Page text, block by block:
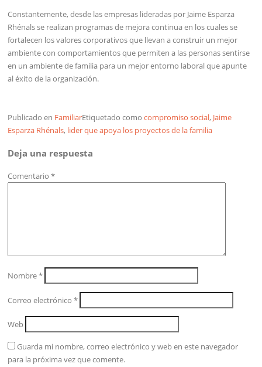
Constantemente, desde las empresas lideradas por Jaime Esparza
Rhénals se realizan programas de mejora continua en los cuales se
fortalecen los valores corporativos que llevan a construir un mejor
ambiente con comportamientos que permiten a las personas sentirse
en un ambiente de familia para un mejor entorno laboral que apunte
al éxito de la organización.
Publicado en FamiliarEtiquetado comocompromiso social, Jaime
Esparza Rhénals, lider que apoya los proyectos de la familia
Deja una respuesta
Comentario*
Nombre*
Correo electrónico*
Web
Guarda mi nombre, correo electrónico y web en este navegador
para la próxima vez que comente.